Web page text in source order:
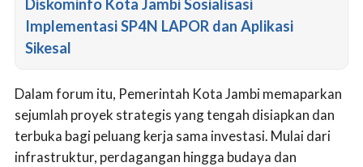
Diskominfo Kota Jambi Sosialisasi
Implementasi SP4N LAPOR dan Aplikasi
Sikesal
Dalam forum itu, Pemerintah Kota Jambi memaparkan
sejumlah proyek strategis yang tengah disiapkan dan
terbuka bagi peluang kerja sama investasi. Mulai dari
infrastruktur, perdagangan hingga budaya dan